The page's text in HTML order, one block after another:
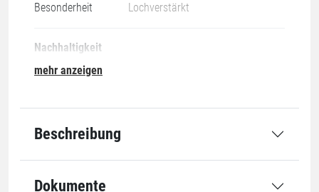
Besonderheit
Lochverstärkt
Nachhaltigkeit
mehr anzeigen
Beschreibung
Dokumente